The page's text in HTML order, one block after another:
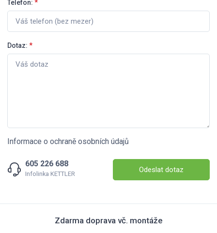
Telefon: *
Dotaz: *
Informace o ochraně osobních údajů
605 226 688
Infolinka KETTLER Odeslat dotaz
Zdarma doprava vč. montáže